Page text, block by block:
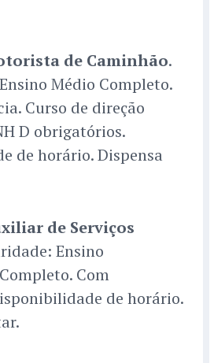
de Caminhão.
Médio Completo.
Curso de direção
D obrigatórios.
de horário. Dispensa
de Serviços
Ensino
Com
de horário.